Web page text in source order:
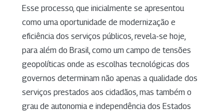
Esse processo, que inicialmente se apresentou
como uma oportunidade de modernização e
eficiência dos serviços públicos, revela-se hoje,
para além do Brasil, como um campo de tensões
geopolíticas onde as escolhas tecnológicas dos
governos determinam não apenas a qualidade dos
serviços prestados aos cidadãos, mas também o
grau de autonomia e independência dos Estados